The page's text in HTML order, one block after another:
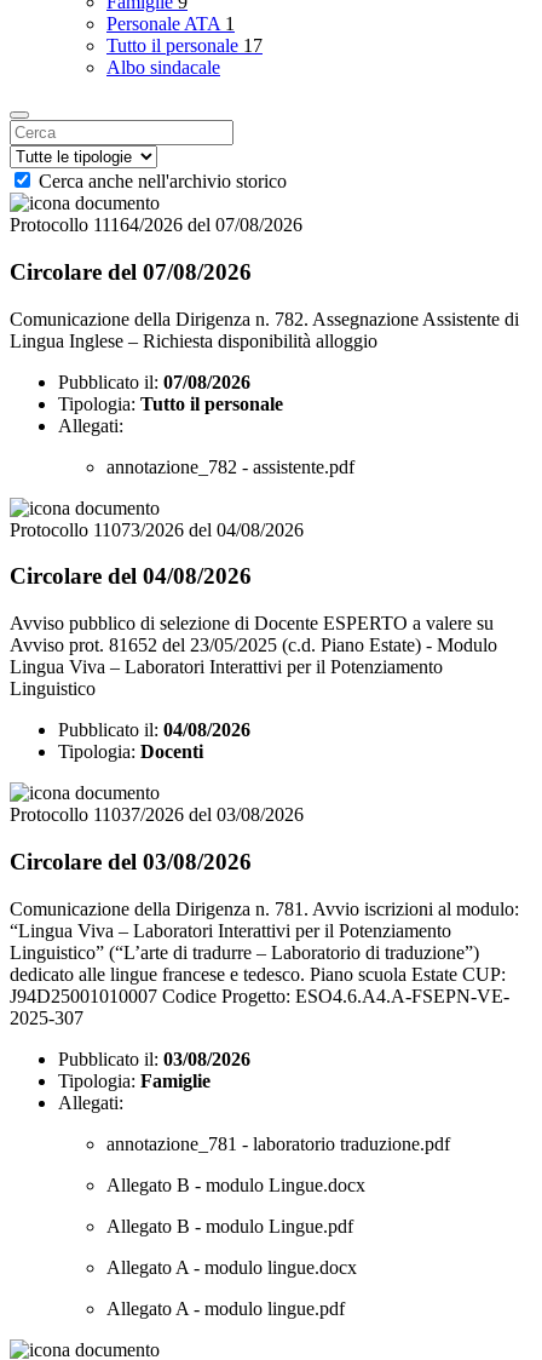
Personale ATA 1
Tutto il personale 17
Albo sindacale
Cerca anche nell'archivio storico
Protocollo 11164/2026 del 07/08/2026
Circolare del 07/08/2026
Comunicazione della Dirigenza n. 782. Assegnazione Assistente di
Lingua Inglese – Richiesta disponibilità alloggio
Pubblicato il: 07/08/2026
Tipologia: Tutto il personale
Allegati:
annotazione_782 - assistente.pdf
Protocollo 11073/2026 del 04/08/2026
Circolare del 04/08/2026
Avviso pubblico di selezione di Docente ESPERTO a valere su
Avviso prot. 81652 del 23/05/2025 (c.d. Piano Estate) - Modulo
Lingua Viva – Laboratori Interattivi per il Potenziamento
Linguistico
Pubblicato il: 04/08/2026
Tipologia: Docenti
Protocollo 11037/2026 del 03/08/2026
Circolare del 03/08/2026
Comunicazione della Dirigenza n. 781. Avvio iscrizioni al modulo:
“Lingua Viva – Laboratori Interattivi per il Potenziamento
Linguistico” (“L’arte di tradurre – Laboratorio di traduzione”)
dedicato alle lingue francese e tedesco. Piano scuola Estate CUP:
J94D25001010007 Codice Progetto: ESO4.6.A4.A-FSEPN-VE-
2025-307
Pubblicato il: 03/08/2026
Tipologia: Famiglie
Allegati:
annotazione_781 - laboratorio traduzione.pdf
Allegato B - modulo Lingue.docx
Allegato B - modulo Lingue.pdf
Allegato A - modulo lingue.docx
Allegato A - modulo lingue.pdf